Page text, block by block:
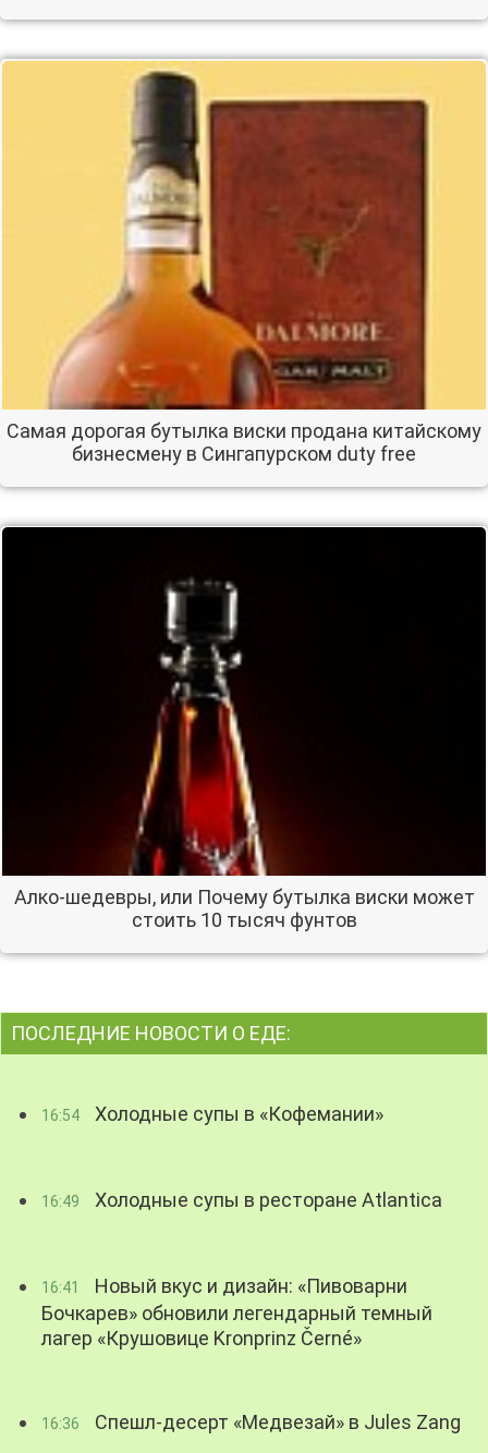
Самая дорогая бутылка виски продана китайскому
бизнесмену в Сингапурском duty free
Алко-шедевры, или Почему бутылка виски может
стоить 10 тысяч фунтов
ПОСЛЕДНИЕ НОВОСТИ О ЕДЕ:
16:54 Холодные супы в «Кофемании»
16:49 Холодные супы в ресторане Atlantica
16:41
Новый вкус и дизайн: «Пивоварни
Бочкарев» обновили легендарный темный
лагер «Крушовице Kronprinz Černé»
16:36 Спешл-десерт «Медвезай» в Jules Zang